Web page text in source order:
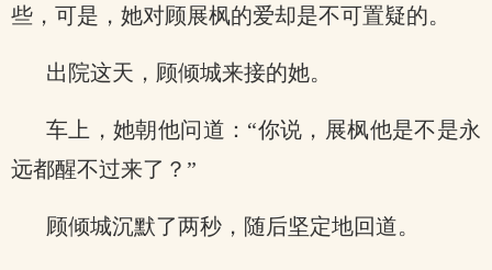
些，可是，她对顾展枫的爱却是不可置疑的。
出院这天，顾倾城来接的她。
车上，她朝他问道：“你说，展枫他是不是永
远都醒不过来了？”
顾倾城沉默了两秒，随后坚定地回道。